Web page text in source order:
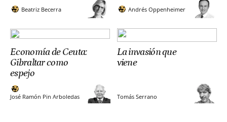
Beatriz Becerra Andrés Oppenheimer
Economía de Ceuta:
Gibraltar como
espejo
José Ramón Pin Arboledas
La invasión que
viene
Tomás Serrano